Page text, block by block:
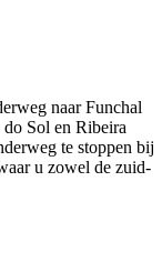
naar Funchal
do Sol en Ribeira
te stoppen bij
u zowel de zuid-